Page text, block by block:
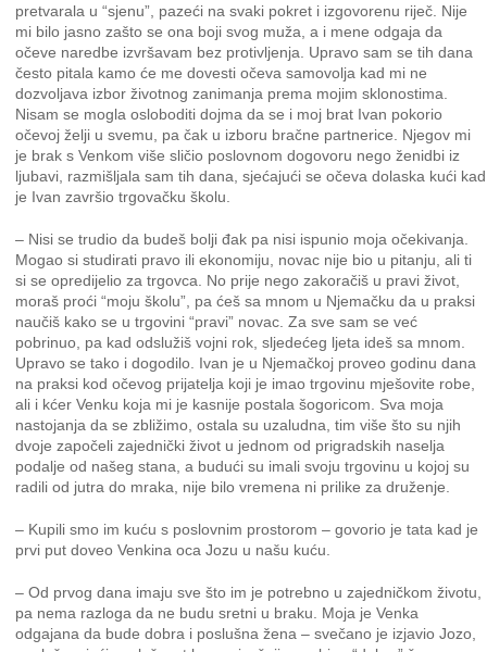
pretvarala u “sjenu”, pazeći na svaki pokret i izgovorenu riječ. Nije
mi bilo jasno zašto se ona boji svog muža, a i mene odgaja da
očeve naredbe izvršavam bez protivljenja. Upravo sam se tih dana
često pitala kamo će me dovesti očeva samovolja kad mi ne
dozvoljava izbor životnog zanimanja prema mojim sklonostima.
Nisam se mogla osloboditi dojma da se i moj brat Ivan pokorio
očevoj želji u svemu, pa čak u izboru bračne partnerice. Njegov mi
je brak s Venkom više sličio poslovnom dogovoru nego ženidbi iz
ljubavi, razmišljala sam tih dana, sjećajući se očeva dolaska kući kad
je Ivan završio trgovačku školu.
– Nisi se trudio da budeš bolji đak pa nisi ispunio moja očekivanja.
Mogao si studirati pravo ili ekonomiju, novac nije bio u pitanju, ali ti
si se opredijelio za trgovca. No prije nego zakoračiš u pravi život,
moraš proći “moju školu”, pa ćeš sa mnom u Njemačku da u praksi
naučiš kako se u trgovini “pravi” novac. Za sve sam se već
pobrinuo, pa kad odslužiš vojni rok, sljedećeg ljeta ideš sa mnom.
Upravo se tako i dogodilo. Ivan je u Njemačkoj proveo godinu dana
na praksi kod očevog prijatelja koji je imao trgovinu mješovite robe,
ali i kćer Venku koja mi je kasnije postala šogoricom. Sva moja
nastojanja da se zbližimo, ostala su uzaludna, tim više što su njih
dvoje započeli zajednički život u jednom od prigradskih naselja
podalje od našeg stana, a budući su imali svoju trgovinu u kojoj su
radili od jutra do mraka, nije bilo vremena ni prilike za druženje.
– Kupili smo im kuću s poslovnim prostorom – govorio je tata kad je
prvi put doveo Venkina oca Jozu u našu kuću.
– Od prvog dana imaju sve što im je potrebno u zajedničkom životu,
pa nema razloga da ne budu sretni u braku. Moja je Venka
odgajana da bude dobra i poslušna žena – svečano je izjavio Jozo,